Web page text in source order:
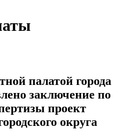
палатой города
заключение по
проект
округа